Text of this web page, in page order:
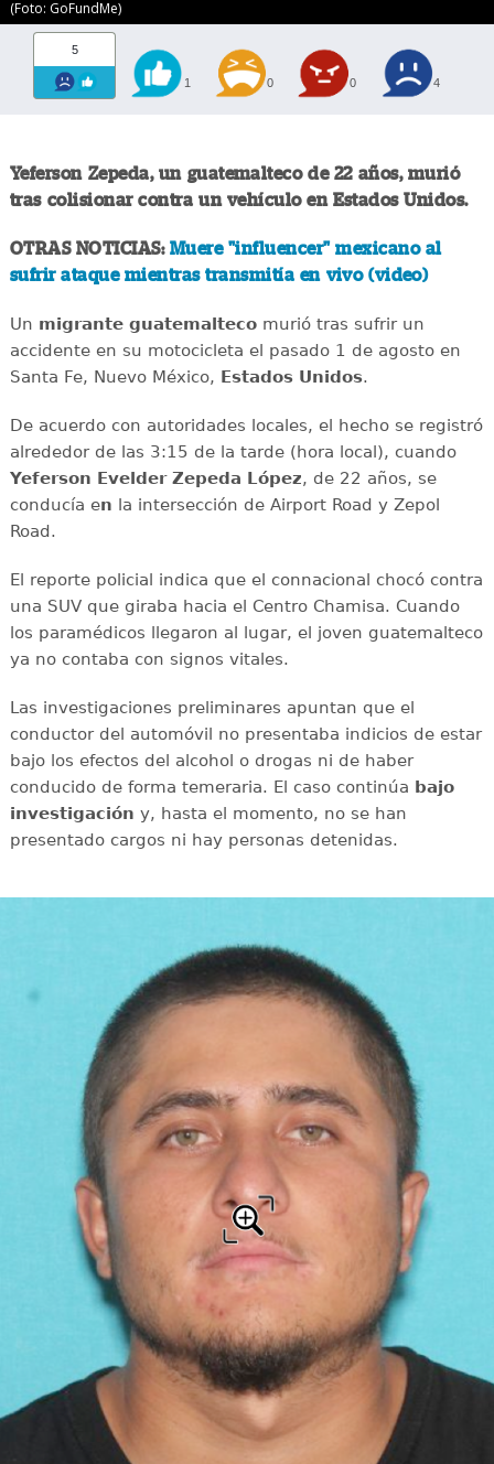
(Foto: GoFundMe)
5
1 0 0 4
Yeferson Zepeda, un guatemalteco de 22 años, murió
tras colisionar contra un vehículo en Estados Unidos.
OTRAS NOTICIAS: Muere "influencer" mexicano al
sufrir ataque mientras transmitía en vivo (video)
Un migrante guatemaltecomurió tras sufrir un
accidente en su motocicleta el pasado 1 de agosto en
Santa Fe, Nuevo México, Estados Unidos.
De acuerdo con autoridades locales, el hecho se registró
alrededor de las 3:15 de la tarde (hora local), cuando
Yeferson Evelder Zepeda López, de 22 años, se
conducía en la intersección de Airport Road y Zepol
Road.
El reporte policial indica que el connacional chocó contra
una SUV que giraba hacia el Centro Chamisa. Cuando
los paramédicos llegaron al lugar, el joven guatemalteco
ya no contaba con signos vitales.
Las investigaciones preliminares apuntan que el
conductor del automóvil no presentaba indicios de estar
bajo los efectos del alcohol o drogas ni de haber
conducido de forma temeraria. El caso continúa bajo
investigación y, hasta el momento, no se han
presentado cargos ni hay personas detenidas.